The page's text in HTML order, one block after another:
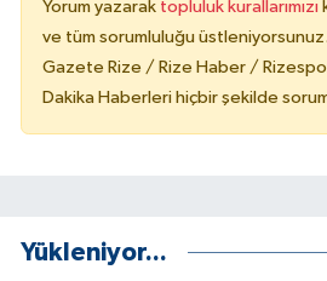
Yorum yazarak topluluk kurallarımızı
ve tüm sorumluluğu
Gazete Rize / Rize Haber /
Dakika Haberleri hiçbir şekilde
Yükleniyor...
Sağlık
SİYASET